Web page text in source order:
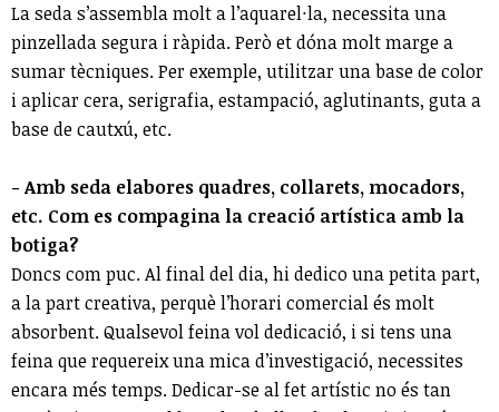
La seda s’assembla molt a l’aquarel·la, necessita una
pinzellada segura i ràpida. Però et dóna molt marge a
sumar tècniques. Per exemple, utilitzar una base de color
i aplicar cera, serigrafia, estampació, aglutinants, guta a
base de cautxú, etc.
- Amb seda elabores quadres, collarets, mocadors,
etc. Com es compagina la creació artística amb la
botiga?
Doncs com puc. Al final del dia, hi dedico una petita part,
a la part creativa, perquè l’horari comercial és molt
absorbent. Qualsevol feina vol dedicació, i si tens una
feina que requereix una mica d’investigació, necessites
encara més temps. Dedicar-se al fet artístic no és tan